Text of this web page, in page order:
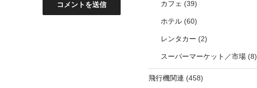
カフェ (39)
ホテル(60)
レンタカー (2)
スーパーマーケット／市場(8)
飛行機関連 (458)